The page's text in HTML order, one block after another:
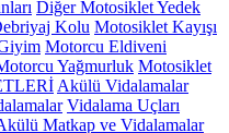
Diğer Motosiklet Yedek
Kolu Motosiklet Kayışı
Motorcu Eldiveni
Yağmurluk Motosiklet
Akülü Vidalamalar
Vidalama Uçları
Matkap ve Vidalamalar